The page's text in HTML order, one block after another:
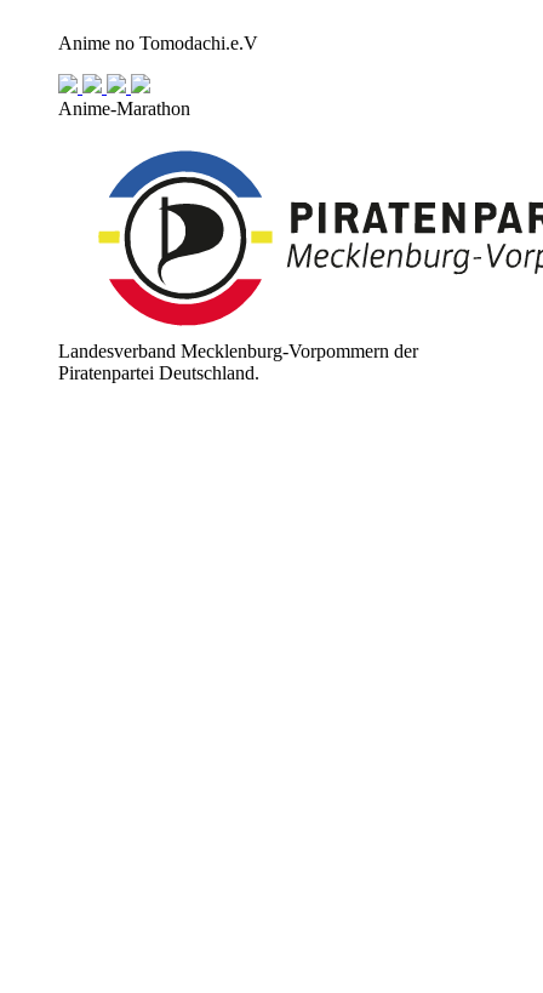
Anime no Tomodachi.e.V
Anime-Marathon
Landesverband Mecklenburg-Vorpommern der
Piratenpartei Deutschland.